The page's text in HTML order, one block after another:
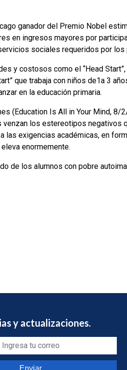
ganador del Premio Nobel
en ingresos mayores por
sociales requeridos por los
y costosos como el “Head
que trabaja con niños de1a 3
en la educación primaria.
(Education Is All in Your Mind,
los estereotipos negativos
las exigencias académicas, en
enormemente.
de los alumnos con pobre
y actualizaciones.